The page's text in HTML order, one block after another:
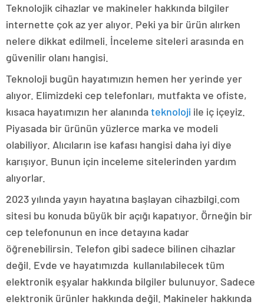
Teknolojik cihazlar ve makineler hakkında bilgiler
internette çok az yer alıyor. Peki ya bir ürün alırken
nelere dikkat edilmeli. İnceleme siteleri arasında en
güvenilir olanı hangisi.
Teknoloji bugün hayatımızın hemen her yerinde yer
alıyor. Elimizdeki cep telefonları, mutfakta ve ofiste,
kısaca hayatımızın her alanındateknoloji ile iç içeyiz.
Piyasada bir ürünün yüzlerce marka ve modeli
olabiliyor. Alıcıların ise kafası hangisi daha iyi diye
karışıyor. Bunun için inceleme sitelerinden yardım
alıyorlar.
2023 yılında yayın hayatına başlayan cihazbilgi.com
sitesi bu konuda büyük bir açığı kapatıyor. Örneğin bir
cep telefonunun en ince detayına kadar
öğrenebilirsin. Telefon gibi sadece bilinen cihazlar
değil. Evde ve hayatımızda kullanılabilecek tüm
elektronik eşyalar hakkında bilgiler bulunuyor. Sadece
elektronik ürünler hakkında değil. Makineler hakkında